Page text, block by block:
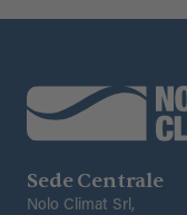
Sede Centrale
Nolo Climat Srl,